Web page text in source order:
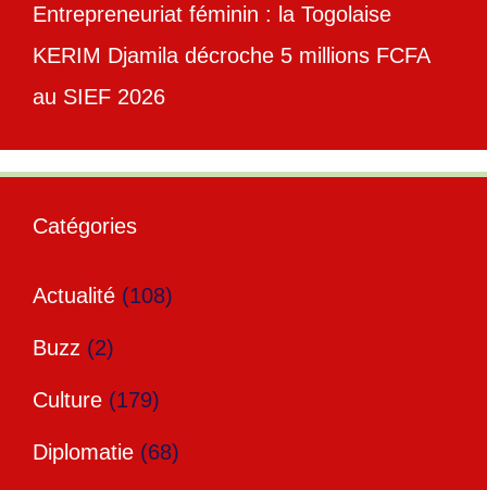
Entrepreneuriat féminin : la Togolaise
KERIM Djamila décroche 5 millions FCFA
au SIEF 2026
Catégories
Actualité (108)
Buzz (2)
Culture (179)
Diplomatie (68)